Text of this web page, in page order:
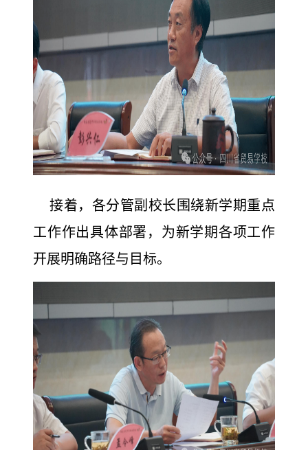
接着，各分管副校长围绕新学期重点
工作作出具体部署，为新学期各项工作
开展明确路径与目标。